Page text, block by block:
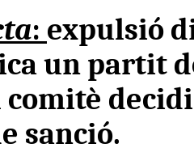
: expulsió
un partit
comitè
sanció.